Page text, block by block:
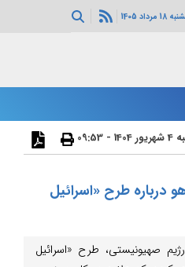
مرداد 1405
درباره طرح «اسرائیل
صهیونیستی، طرح «اسرائیل